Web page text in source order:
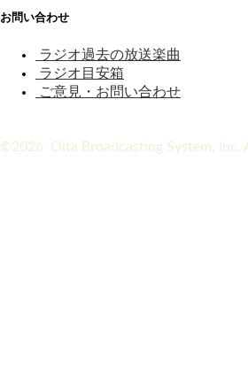
お問い合わせ
ラジオ過去の放送楽曲
ラジオ目安箱
ご意見・お問い合わせ
©2026 Oita Broadcasting System, Inc.